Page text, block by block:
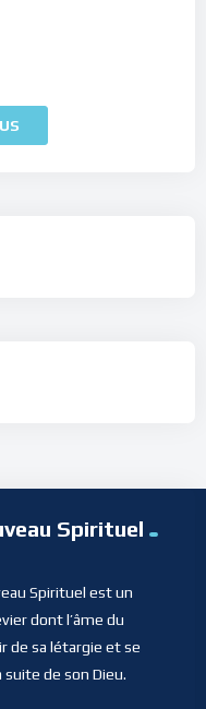
Spirituel
Spirituel est un
dont l’âme du
de sa létargie et se
de son Dieu.